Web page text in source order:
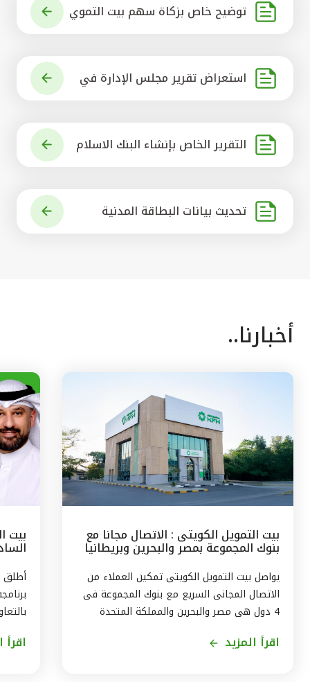
توضيح خاص بزكاة سهم بيت التموي
استعراض تقرير مجلس الإدارة في
التقرير الخاص بإنشاء البنك الاسلام
تحديث بيانات البطاقة المدنية
أخبارنا..
بيت التمويل الكويتى : الاتصال مجانا مع
بنوك المجموعة بمصر والبحرين وبريطانيا
وتركيا
يواصل بيت التمويل الكويتى تمكين العملاء من
الاتصال المجانى السريع مع بنوك المجموعة فى
4 دول هى مصر والبحرين والمملكة المتحدة
اقرأ المزيد
بيت
أطلق
اقرأ